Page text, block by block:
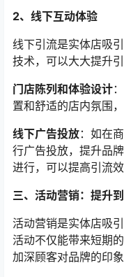
2、线下互动体验
线下引流是实体店吸
技术，可以大大提升引
门店陈列和体验设计
置和舒适的店内氛围
线下广告投放：如在
行广告投放，提升品
进行，可以提高引流效
三、活动营销：提升
活动营销是实体店吸
活动不仅能带来短期
加深顾客对品牌的印